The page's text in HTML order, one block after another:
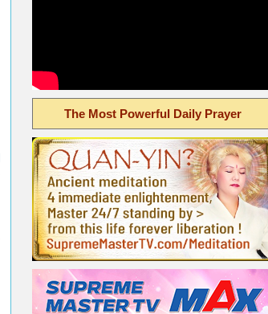
The Most Powerful Daily Prayer